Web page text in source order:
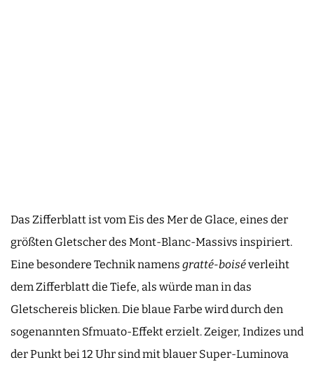
Das Zifferblatt ist vom Eis des Mer de Glace, eines der
größten Gletscher des Mont-Blanc-Massivs inspiriert.
Eine besondere Technik namens gratté-boiséverleiht
dem Zifferblatt die Tiefe, als würde man in das
Gletschereis blicken. Die blaue Farbe wird durch den
sogenannten Sfmuato-Effekt erzielt. Zeiger, Indizes und
der Punkt bei 12 Uhr sind mit blauer Super-Luminova